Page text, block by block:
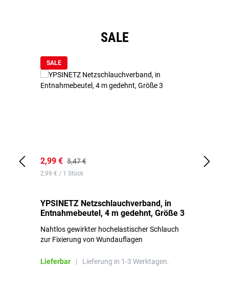
SALE
SALE
2,99 € 5,47 €
2,99 € / 1 Stück
YPSINETZ Netzschlauchverband, in
Entnahmebeutel, 4 m gedehnt, Größe 3
Nahtlos gewirkter hochelastischer Schlauch
zur Fixierung von Wundauflagen
Lieferbar | Lieferung in 1-3 Werktagen.